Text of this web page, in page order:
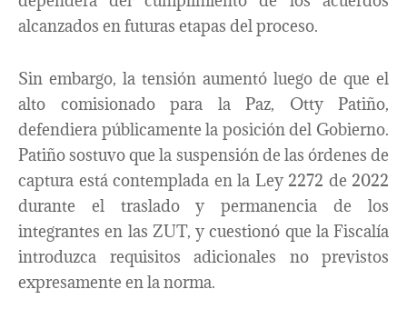
alcanzados en futuras etapas del proceso.
Sin embargo, la tensión aumentó luego de que el
alto comisionado para la Paz, Otty Patiño,
defendiera públicamente la posición del Gobierno.
Patiño sostuvo que la suspensión de las órdenes de
captura está contemplada en la Ley 2272 de 2022
durante el traslado y permanencia de los
integrantes en las ZUT, y cuestionó que la Fiscalía
introduzca requisitos adicionales no previstos
expresamente en la norma.